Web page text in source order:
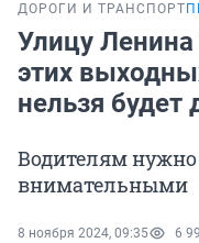
ДОРОГИ И ТРАНСПОРТ
Улицу
этих
нельзя будет
Водителям нужно
внимательными
8 ноября 2024, 09:35 6